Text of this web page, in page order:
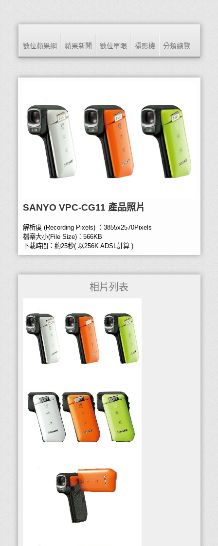
數位蘋果網 蘋果新聞 數位單眼 攝影機 分類總覽
SANYO VPC-CG11 產品照片
解析度 (Recording Pixels) ：3855x2570Pixels
檔案大小(File Size)：566KB
下載時間：約25秒( 以256K ADSL計算 )
相片列表